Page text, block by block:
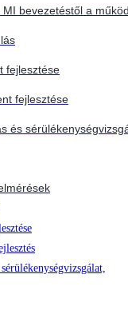
bevezetéstől a
fejlesztése
fejlesztése
és